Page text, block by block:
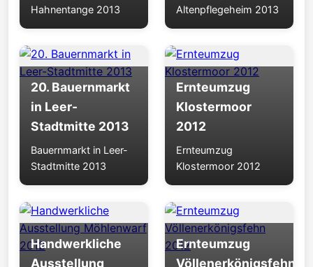
Hahnentange 2013
Altenpflegeheim 2013
20. Bauernmarkt
in Leer-
Stadtmitte 2013
Bauernmarkt in Leer-
Stadtmitte 2013
Ernteumzug
Klostermoor
2012
Ernteumzug
Klostermoor 2012
Handwerkliche
Ausstellung
Ernteumzug
Völlenerkönigsfehn